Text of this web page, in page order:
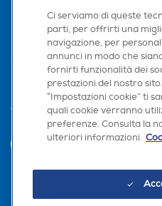
Trova negozio
Seguici sui social
Ci serviamo di queste
parti, per offrirti una
navigazione, per
annunci in modo che
fornirti funzionalità dei
prestazioni del nostro
“Impostazioni cookie” ti
quali cookie verranno
preferenze. Consulta la
ulteriori informazioni.